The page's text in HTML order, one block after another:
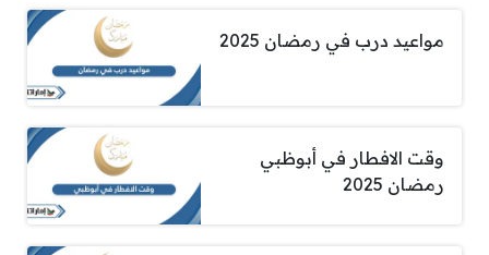
مواعيد درب في رمضان 2025
وقت الافطار في أبوظبي
رمضان 2025